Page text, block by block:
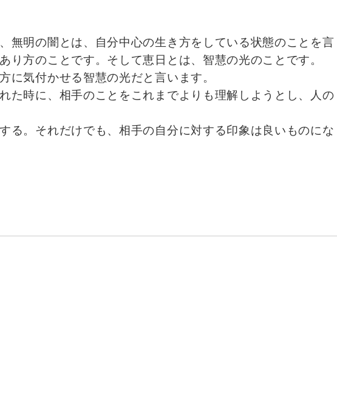
無明の闇とは、自分中心の生き方をしている状態のことを言
方のことです。そして恵日とは、智慧の光のことです。
に気付かせる智慧の光だと言います。
た時に、相手のことをこれまでよりも理解しようとし、人の
る。それだけでも、相手の自分に対する印象は良いものにな